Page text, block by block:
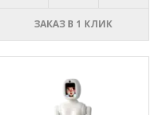
ЗАКАЗ В 1 КЛИК